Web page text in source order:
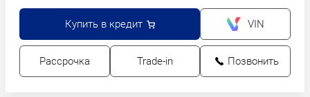
Купить в кредит VIN
Рассрочка Trade-in Позвонить